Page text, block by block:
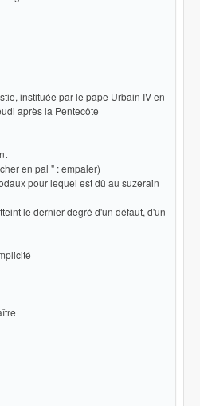
instituée par le pape Urbain IV en
après la Pentecôte
en pal " : empaler)
pour lequel est dû au suzerain
le dernier degré d'un défaut, d'un